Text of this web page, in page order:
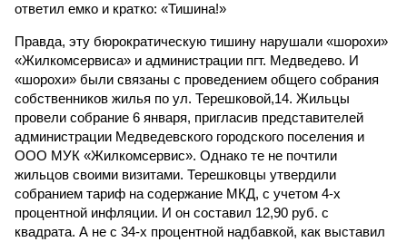
ответил емко и кратко: «Тишина!»
Правда, эту бюрократическую тишину нарушали «шорохи»
«Жилкомсервиса» и администрации пгт. Медведево. И
«шорохи» были связаны с проведением общего собрания
собственников жилья по ул. Терешковой,14. Жильцы
провели собрание 6 января, пригласив представителей
администрации Медведевского городского поселения и
ООО МУК «Жилкомсервис». Однако те не почтили
жильцов своими визитами. Терешковцы утвердили
собранием тариф на содержание МКД, с учетом 4-х
процентной инфляции. И он составил 12,90 руб. с
квадрата. А не с 34-х процентной надбавкой, как выставил